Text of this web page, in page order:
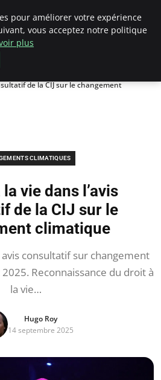
de la CIJ sur le changement
CLIMATIQUES
vie dans l’avis
de la CIJ sur le
climatique
avis consultatif sur changement
Reconnaissance du droit à
la vie…
Hugo Roy
14 septembre 2025
pour améliorer votre expérience
vous acceptez notre politique
plus